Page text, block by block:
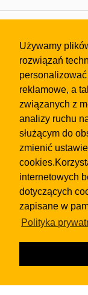
Używamy
rozwiązań
reklamowe, a
związanych z
analizy ruchu
służącym do
zmienić
internetowych
dotyczących
zapisane w
Polityka
© 2026Wydawnictwo NEON
KRAWCZYK s.c.) z